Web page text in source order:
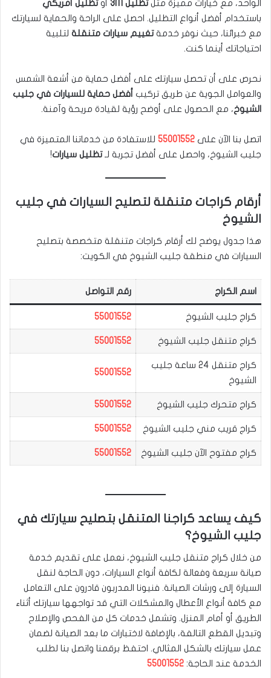
الواحد، مع خيارات مميزة مثلتظليل 3M أوتظليل أمريكي
باستخدام أفضل أنواع التظليل. احصل على الراحة والحماية لسيارتك
مع خبرائنا، حيث نوفر خدمةتغييم سيارات متنقلة لتلبية
احتياجاتك أينما كنت.
نحرص على أن تحصل سيارتك على أفضل حماية من أشعة الشمس
والعوامل الجوية عن طريق تركيب أفضل حماية للسيارات في جليب
الشيوخ، مع الحصول على أوضح رؤية لقيادة مريحة وآمنة.
اتصل بنا الآن على 55001552 للاستفادة من خدماتنا المتميزة في
جليب الشيوخ، واحصل على أفضل تجربة لـتظليل سيارات!
أرقام كراجات متنقلة لتصليح السيارات في جليب
الشيوخ
هذا جدول يوضح لك أرقام كراجات متنقلة متخصصة بتصليح
السيارات في منطقة جليب الشيوخ في الكويت:
اسم الكراج رقم التواصل
كراج جليب الشيوخ 55001552
كراج متنقل جليب الشيوخ 55001552
كراج متنقل 24 ساعة جليب
الشيوخ
55001552
كراج متحرك جليب الشيوخ 55001552
كراج قريب مني جليب الشيوخ 55001552
كراج مفتوح الآن جليب الشيوخ 55001552
كيف يساعد كراجنا المتنقل بتصليح سيارتك في
جليب الشيوخ؟
من خلال كراج متنقل جليب الشيوخ، نعمل على تقديم خدمة
صيانة سريعة وفعالة لكافة أنواع السيارات، دون الحاجة لنقل
السيارة إلى ورشات الصيانة. فنيونا المدربون قادرون على التعامل
مع كافة أنواع الأعطال والمشكلات التي قد تواجهها سيارتك أثناء
الطريق أو أمام المنزل. وتشمل خدمات كل من الفحص والإصلاح
وتبديل القطع التالفة، بالإضافة لاختبارات ما بعد الصيانة لضمان
عمل سيارتك بالشكل المثالي. احتفظ برقمنا واتصل بنا لطلب
الخدمة عند الحاجة: 55001552